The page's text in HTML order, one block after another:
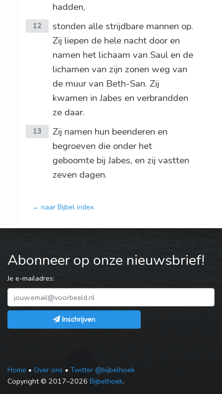
hadden,
12
stonden alle strijdbare mannen op.
Zij liepen de hele nacht door en
namen het lichaam van Saul en de
lichamen van zijn zonen weg van
de muur van Beth-San. Zij
kwamen in Jabes en verbrandden
ze daar.
13
Zij namen hun beenderen en
begroeven die onder het
geboomte bij Jabes, en zij vastten
zeven dagen.
← naar Bijbel index
Abonneer op onze nieuwsbrief!
Je e-mailadres:
Inschrijven
Home • Over ons • Twitter @bijbelhoek
Copyright © 2017–2026 Bijbelhoek.